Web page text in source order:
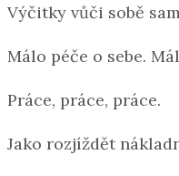
Výčitky vůči sobě
Málo péče o sebe.
Práce, práce, práce.
Jako rozjíždět